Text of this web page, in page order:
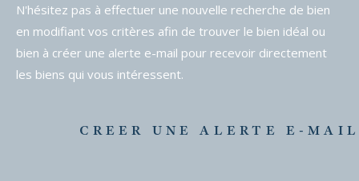
N'hésitez pas à effectuer une nouvelle recherche de bien
en modifiant vos critères afin de trouver le bien idéal ou
bien à créer une alerte e-mail pour recevoir directement
les biens qui vous intéressent.
CREER UNE ALERTE E-